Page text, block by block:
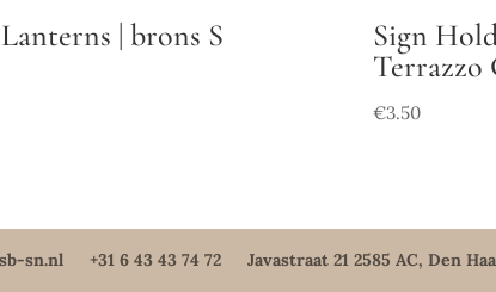
| brons S
Sign
Terrazzo
€3.50
sn.nl +31 6 43 43 74 72 Javastraat 21 2585 AC, Den